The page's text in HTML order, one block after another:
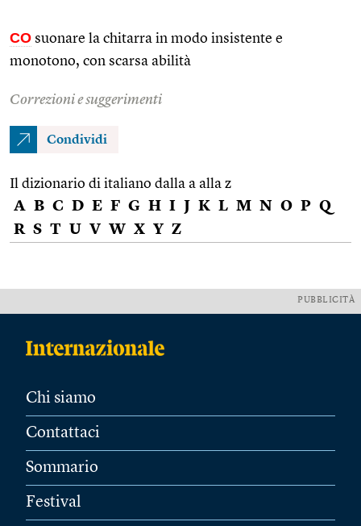
CO suonare la chitarra in modo insistente e
monotono, con scarsa abilità
Correzioni e suggerimenti
Condividi
Il dizionario di italiano dalla a alla z
A B C D E F G H I J K L M N O P Q
R S T U V W X Y Z
PUBBLICITÀ
Chi siamo
Contattaci
Sommario
Festival